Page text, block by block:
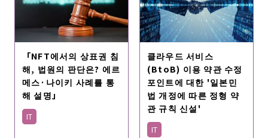
「NFT에서의 상표권 침
해, 법원의 판단은? 에르
메스·나이키 사례를 통
해 설명」
IT
클라우드 서비스
(BtoB) 이용 약관 수정
포인트에 대한 '일본민
법 개정에 따른 정형 약
관 규칙 신설'
IT